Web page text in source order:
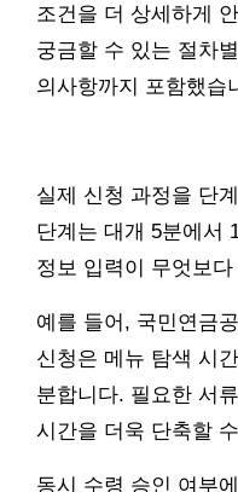
조건을 더 상세하게
궁금할 수 있는 절차
의사항까지 포함했습
실제 신청 과정을 단
단계는 대개 5분에서
정보 입력이 무엇보
예를 들어, 국민연금
신청은 메뉴 탐색 시
분합니다. 필요한 서
시간을 더욱 단축할
동시 수령 승인 여부